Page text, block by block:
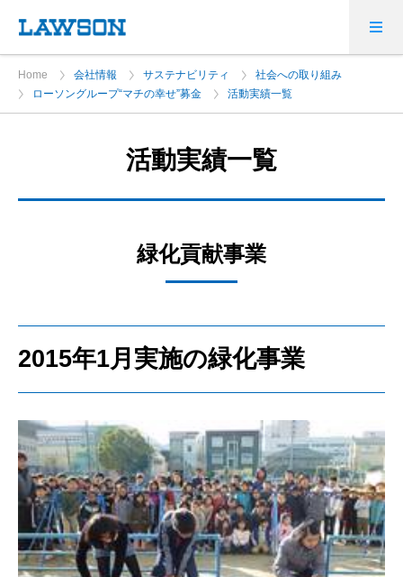
Home 会社情報 サステナビリティ
社会への取り組み
ローソングループ“マチの幸せ”募金
活動実績一覧
活動実績一覧
緑化貢献事業
2015年1月実施の緑化事業